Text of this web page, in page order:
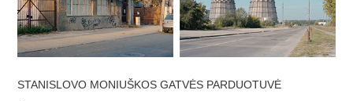
STANISLOVO MONIUŠKOS GATVĖS PARDUOTUVĖ